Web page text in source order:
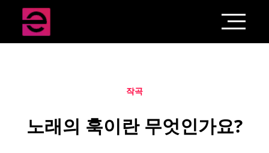
작곡
노래의 훅이란 무엇인가요?